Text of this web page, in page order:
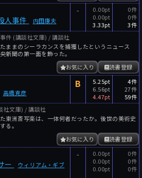
絞り込みリセット
人事件 内田康夫
-
0.00pt
0.00pt
3.33pt
0件
0件
3件
件 (講談社文庫) / 講談社
ままのシーラカンスを捕獲したというニュース
新聞の第一面を飾った。
読書登録
お気に入り
高橋克彦
B
5.25pt
6.56pt
4.47pt
4件
27件
59件
社文庫) / 講談社
東洲斎写楽は、一体何者だったか。後世の美術史
る。
読書登録
お気に入り
ー
ウィリアム・ギブ
-
0.00pt
0.00pt
0.00pt
0件
0件
0件